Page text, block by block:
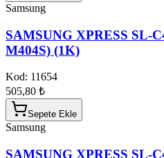
Samsung
SAMSUNG XPRESS SL-
M404S) (1K)
Kod: 11654
505,80 ₺
Sepete Ekle
Samsung
SAMSUNG XPRESS SL-